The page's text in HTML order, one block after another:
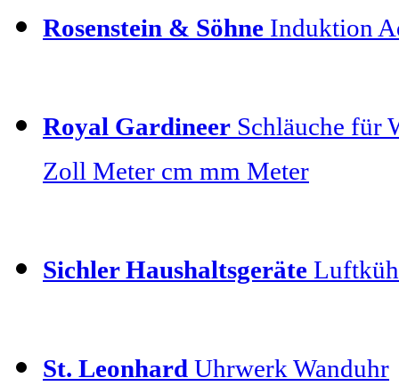
Rosenstein & Söhne Induktion
Royal Gardineer Schläuche für
Zoll Meter cm mm Meter
Sichler Haushaltsgeräte
St. Leonhard Uhrwerk Wanduhr